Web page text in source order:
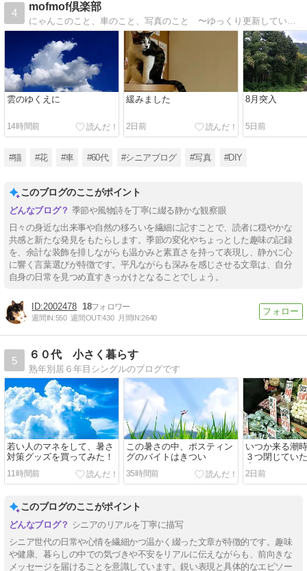
4
mofmof倶楽部
にゃんこのこと、車のこと、写真のこと 〜ゆっくり更新しています
雲のゆくえに
14時間前
緩みました
2日前
8月突入
5日前
#猫 #花 #車 #60代 #シニアブログ #写真 #DIY
このブログのここがポイント
季節や風物詩を丁寧に綴る静かな観察眼
日々の身近な出来事や自然の移ろいを繊細に記すことで、読者に穏やかな
共感と新たな発見をもたらします。季節の変化やちょっとした趣味の記録
を、余計な装飾を排しながらも温かみと素直さを持って表現し、静かに心
に響く言葉選びが特徴です。平凡ながらも深みを感じさせる文章は、自分
自身の日常を見つめ直すきっかけとなることでしょう。
2002478 18
週間IN:550 週間OUT:430 月間IN:2640
5
６０代 小さく暮らす
熟年別居６年目シングルのブログです
若い人のマネをして、暑さ
対策グッズを買ってみた！
11時間前
この暑さの中、ポスティン
グのバイトはきつい
35時間前
いつか来る潮
３つ閉じてい
2日前
このブログのここがポイント
シニアのリアルを丁寧に描写
シニア世代の日常や心情を繊細かつ温かく綴った文章が特徴的です。趣味
や健康、暮らしの中での気づきや不安をリアルに伝えながらも、前向きな
メッセージを届けることを意識しています。鋭い表現と具体的なエピソー